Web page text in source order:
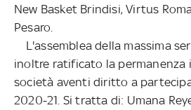
New Basket Brindisi, Virtus
Pesaro.
L'assemblea della massima
inoltre ratificato la permanenza
società aventi diritto a
2020-21. Si tratta di: Umana